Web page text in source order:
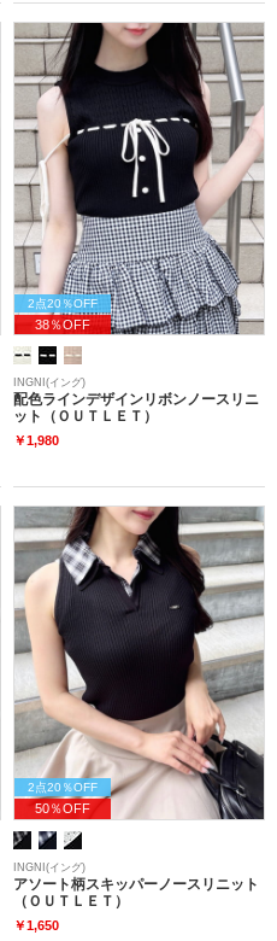
2点20％OFF
38％OFF
INGNI(イング)
配色ラインデザインリボンノースリニ
ット（ＯＵＴＬＥＴ）
￥1,980
2点20％OFF
50％OFF
INGNI(イング)
アソート柄スキッパーノースリニット
（ＯＵＴＬＥＴ）
￥1,650